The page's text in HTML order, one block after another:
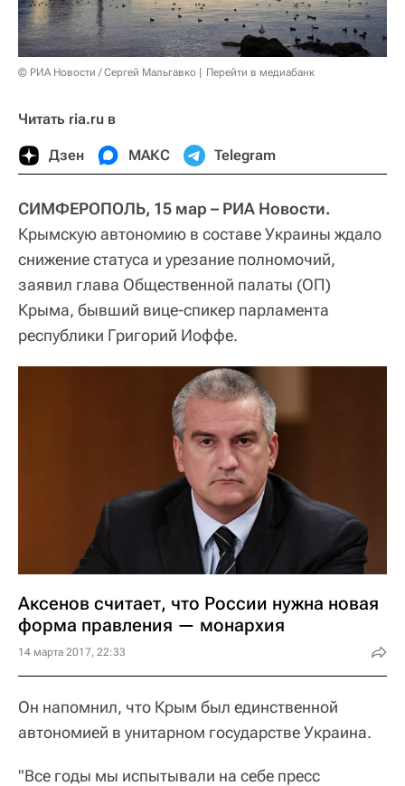
© РИА Новости / Сергей Мальгавко Перейти в медиабанк
Читать ria.ru в
Дзен МАКС Telegram
СИМФЕРОПОЛЬ, 15 мар – РИА Новости.
Крымскую автономию в составе Украины ждало
снижение статуса и урезание полномочий,
заявил глава Общественной палаты (ОП)
Крыма, бывший вице-спикер парламента
республики Григорий Иоффе.
Аксенов считает, что России нужна новая
форма правления — монархия
14 марта 2017, 22:33
Он напомнил, что Крым был единственной
автономией в унитарном государстве Украина.
"Все годы мы испытывали на себе пресс